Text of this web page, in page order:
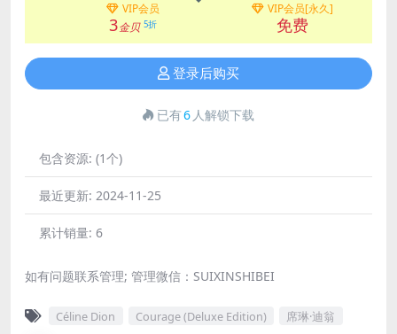
VIP会员
3金贝 5折
VIP会员[永久]
免费
登录后购买
已有6 人解锁下载
包含资源: (1个)
最近更新: 2024-11-25
累计销量: 6
如有问题联系管理; 管理微信：SUIXINSHIBEI
Céline Dion Courage (Deluxe Edition) 席琳·迪翁